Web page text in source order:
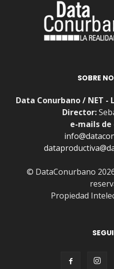
SOBRE
Data Conurbano / NET -
Director:
e-mails
© DataConurbano
Propiedad